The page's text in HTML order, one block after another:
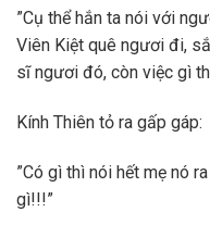
”Cụ thể hắn ta nói với
Viên Kiệt quê ngươi đi,
sĩ ngươi đó, còn việc gì
Kính Thiên tỏ ra gấp gáp:
”Có gì thì nói hết mẹ nó
gì!!!”